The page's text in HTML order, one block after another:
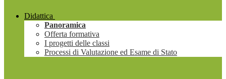
Didattica
Panoramica
Offerta formativa
I progetti delle classi
Processi di Valutazione ed Esame di Stato